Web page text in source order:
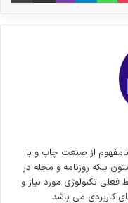
از صنعت چاپ و با
بلکه روزنامه و مجله در
تکنولوژی مورد نیاز و
کاربردی می باشد.